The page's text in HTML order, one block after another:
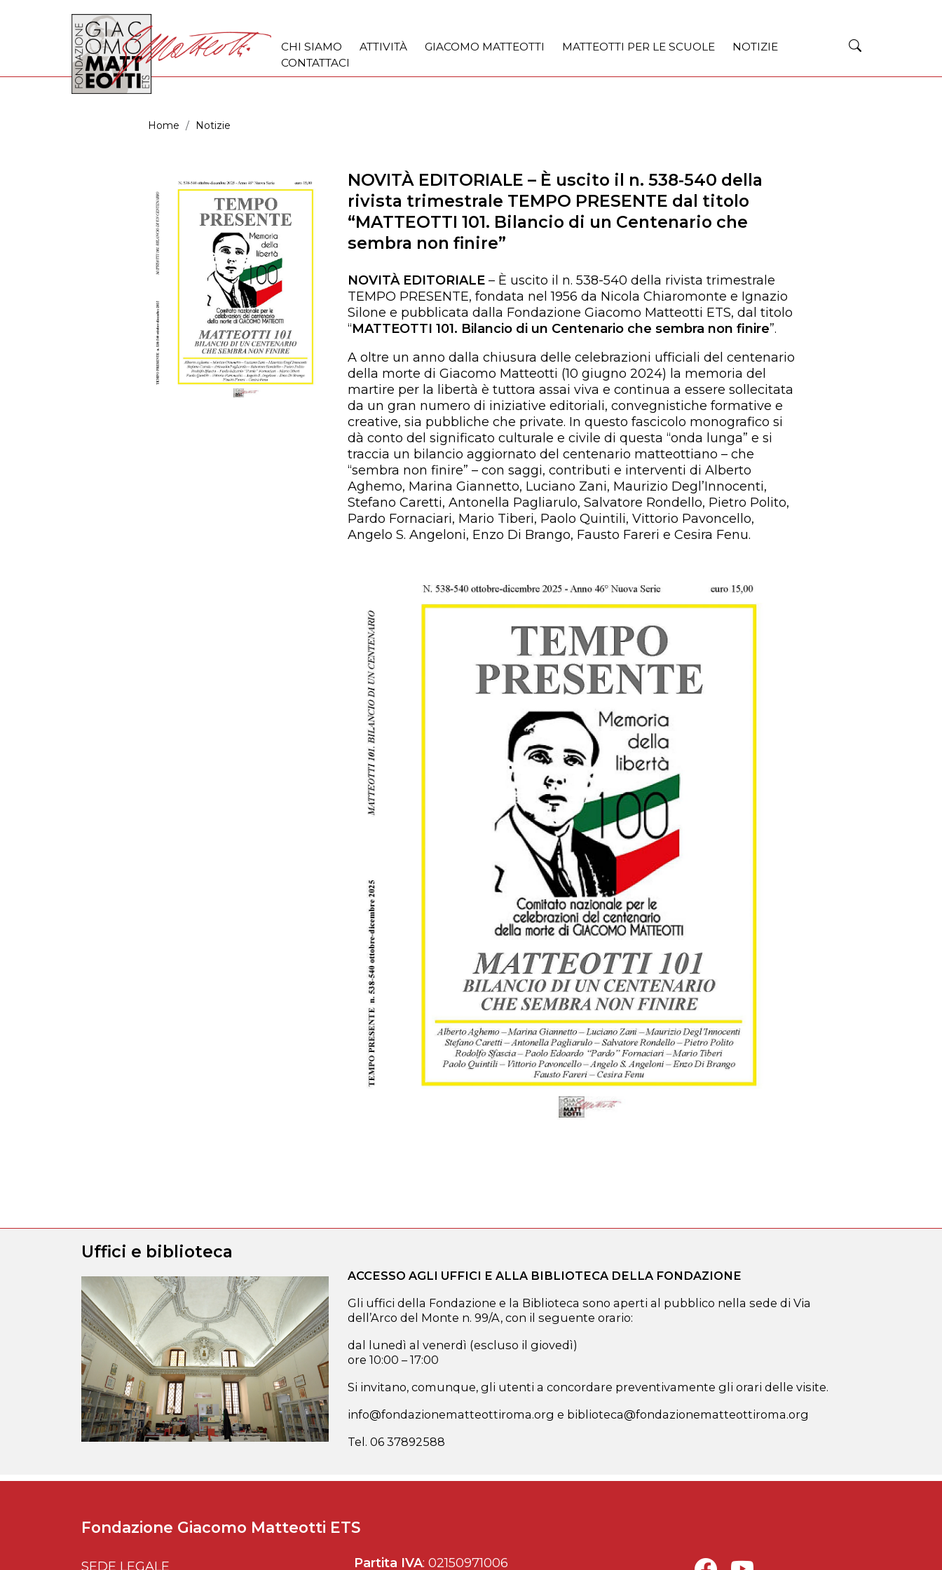
CHI SIAMO ATTIVITÀ GIACOMO MATTEOTTI MATTEOTTI PER LE SCUOLE
NOTIZIE
CONTATTACI
Home Notizie
NOVITÀ EDITORIALE – È uscito il n. 538-540 della
rivista trimestrale TEMPO PRESENTE dal titolo
“MATTEOTTI 101. Bilancio di un Centenario che
sembra non finire”
NOVITÀ EDITORIALE– È uscito il n. 538-540 della rivista trimestrale
TEMPO PRESENTE, fondata nel 1956 da Nicola Chiaromonte e Ignazio
Silone e pubblicata dalla Fondazione Giacomo Matteotti ETS, dal titolo
“MATTEOTTI 101. Bilancio di un Centenario che sembra non finire”.
A oltre un anno dalla chiusura delle celebrazioni ufficiali del centenario
della morte di Giacomo Matteotti (10 giugno 2024) la memoria del
martire per la libertà è tuttora assai viva e continua a essere sollecitata
da un gran numero di iniziative editoriali, convegnistiche formative e
creative, sia pubbliche che private. In questo fascicolo monografico si
dà conto del significato culturale e civile di questa “onda lunga” e si
traccia un bilancio aggiornato del centenario matteottiano – che
“sembra non finire” – con saggi, contributi e interventi di Alberto
Aghemo, Marina Giannetto, Luciano Zani, Maurizio Degl’Innocenti,
Stefano Caretti, Antonella Pagliarulo, Salvatore Rondello, Pietro Polito,
Pardo Fornaciari, Mario Tiberi, Paolo Quintili, Vittorio Pavoncello,
Angelo S. Angeloni, Enzo Di Brango, Fausto Fareri e Cesira Fenu.
Uffici e biblioteca
ACCESSO AGLI UFFICI E ALLA BIBLIOTECA DELLA FONDAZIONE
Gli uffici della Fondazione e la Biblioteca sono aperti al pubblico nella sede di Via
dell’Arco del Monte n. 99/A, con il seguente orario:
dal lunedì al venerdì (escluso il giovedì)
ore 10:00 – 17:00
Si invitano, comunque, gli utenti a concordare preventivamente gli orari delle visite.
info@fondazionematteottiroma.org e biblioteca@fondazionematteottiroma.org
Tel. 06 37892588
Fondazione Giacomo Matteotti ETS
SEDE LEGALE Partita IVA: 02150971006